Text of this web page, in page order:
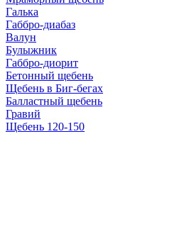
Галька
Габбро-диабаз
Валун
Булыжник
Габбро-диорит
Бетонный щебень
Щебень в Биг-бегах
Балластный щебень
Гравий
Щебень 120-150